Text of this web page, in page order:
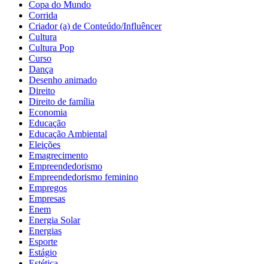
Copa do Mundo
Corrida
Criador (a) de Conteúdo/Influêncer
Cultura
Cultura Pop
Curso
Dança
Desenho animado
Direito
Direito de família
Economia
Educação
Educação Ambiental
Eleições
Emagrecimento
Empreendedorismo
Empreendedorismo feminino
Empregos
Empresas
Enem
Energia Solar
Energias
Esporte
Estágio